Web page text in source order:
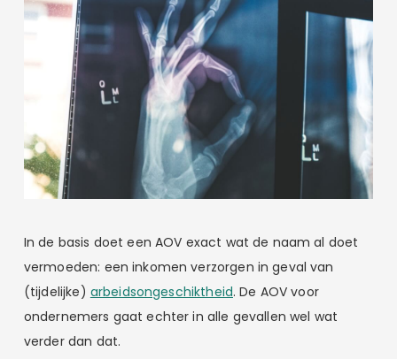
In de basis doet een AOV exact wat de naam al doet
vermoeden: een inkomen verzorgen in geval van
(tijdelijke) arbeidsongeschiktheid. De AOV voor
ondernemers gaat echter in alle gevallen wel wat
verder dan dat.